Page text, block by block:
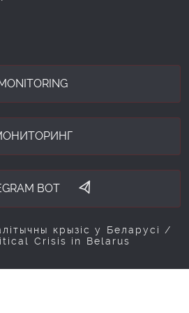
BOT
крызіс у Беларусі /
Crisis in Belarus